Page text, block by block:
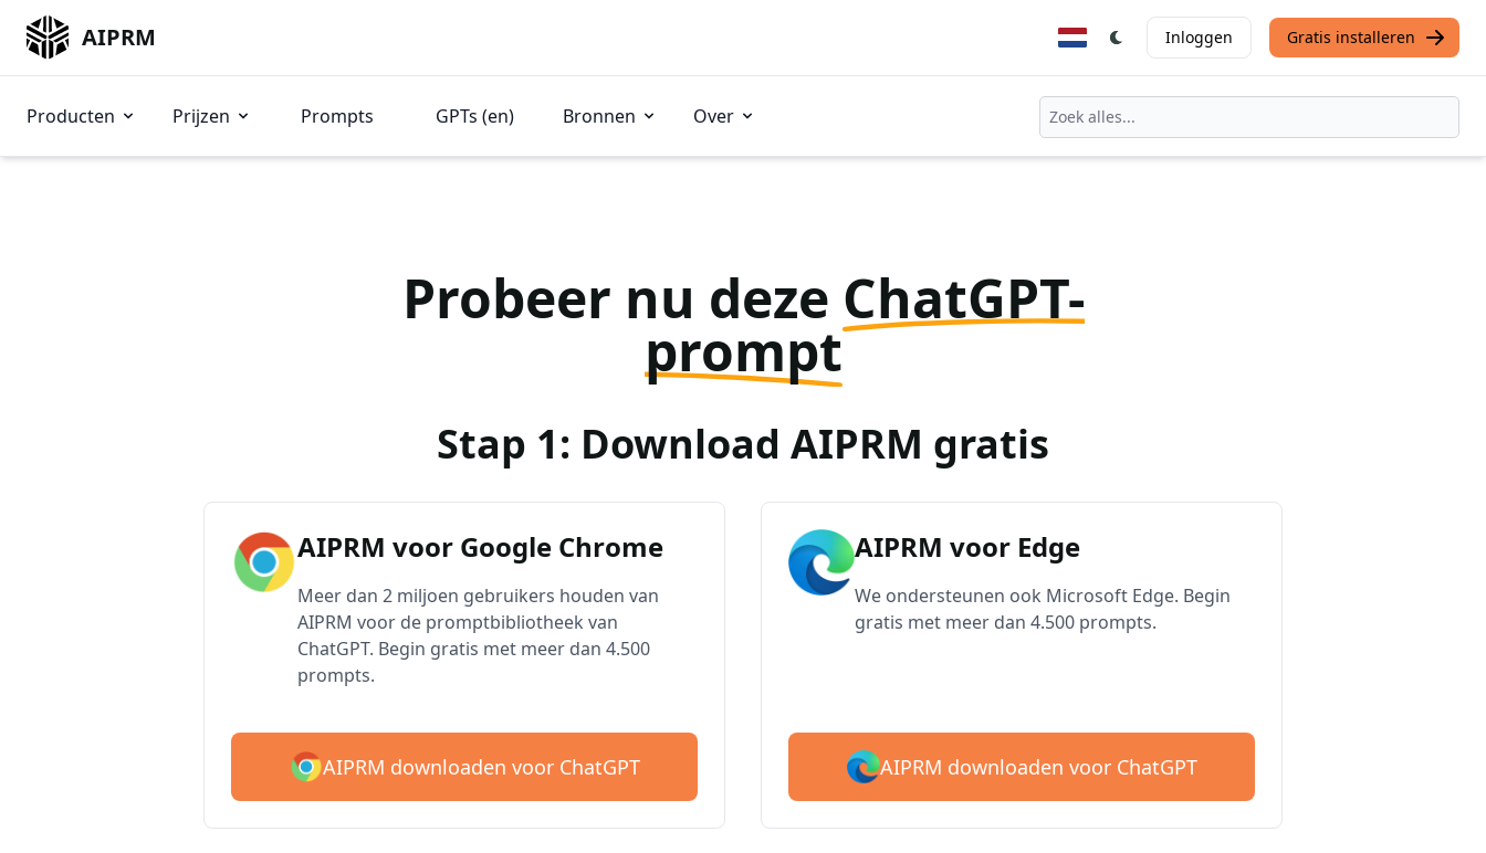
AIPRM Inloggen Gratis installeren
Producten Prijzen Prompts GPTs (en) Bronnen Over
Probeer nu deze ChatGPT-
prompt
Stap 1: Download AIPRM gratis
AIPRM voor Google Chrome
Meer dan 2 miljoen gebruikers houden van
AIPRM voor de promptbibliotheek van
ChatGPT. Begin gratis met meer dan 4.500
prompts.
AIPRM downloaden voor ChatGPT
AIPRM voor Edge
We ondersteunen ook Microsoft Edge. Begin
gratis met meer dan 4.500 prompts.
AIPRM downloaden voor ChatGPT